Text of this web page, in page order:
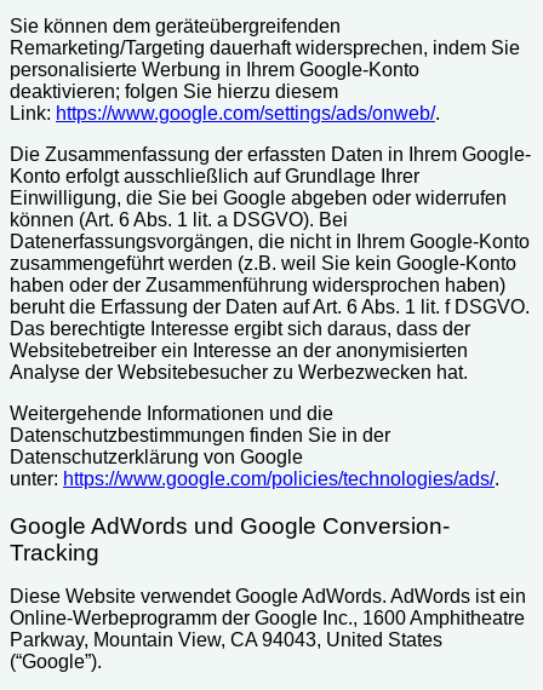
Sie können dem geräteübergreifenden
Remarketing/Targeting dauerhaft widersprechen, indem Sie
personalisierte Werbung in Ihrem Google-Konto
deaktivieren; folgen Sie hierzu diesem
Link: https://www.google.com/settings/ads/onweb/.
Die Zusammenfassung der erfassten Daten in Ihrem Google-
Konto erfolgt ausschließlich auf Grundlage Ihrer
Einwilligung, die Sie bei Google abgeben oder widerrufen
können (Art. 6 Abs. 1 lit. a DSGVO). Bei
Datenerfassungsvorgängen, die nicht in Ihrem Google-Konto
zusammengeführt werden (z.B. weil Sie kein Google-Konto
haben oder der Zusammenführung widersprochen haben)
beruht die Erfassung der Daten auf Art. 6 Abs. 1 lit. f DSGVO.
Das berechtigte Interesse ergibt sich daraus, dass der
Websitebetreiber ein Interesse an der anonymisierten
Analyse der Websitebesucher zu Werbezwecken hat.
Weitergehende Informationen und die
Datenschutzbestimmungen finden Sie in der
Datenschutzerklärung von Google
unter: https://www.google.com/policies/technologies/ads/.
Google AdWords und Google Conversion-
Tracking
Diese Website verwendet Google AdWords. AdWords ist ein
Online-Werbeprogramm der Google Inc., 1600 Amphitheatre
Parkway, Mountain View, CA 94043, United States
(“Google”).